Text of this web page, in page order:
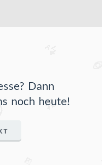
Dann
noch heute!